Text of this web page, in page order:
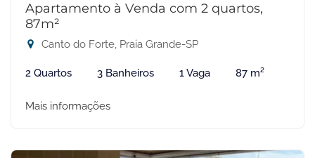
Apartamento à Venda com 2 quartos,
87m²
Canto do Forte, Praia Grande-SP
2 Quartos 3 Banheiros 1 Vaga 87 m²
Mais informações